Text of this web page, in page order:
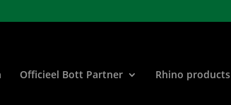
Officieel Bott Partner Rhino products